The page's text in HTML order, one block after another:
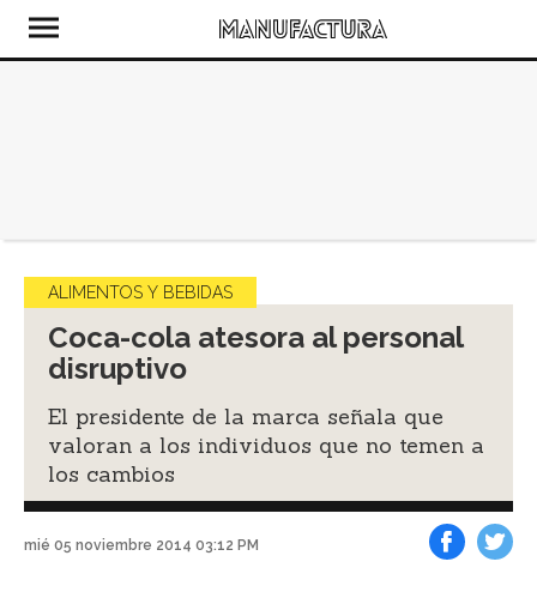
ALIMENTOS Y BEBIDAS
Coca-cola atesora al personal
disruptivo
El presidente de la marca señala que
valoran a los individuos que no temen a
los cambios
mié 05 noviembre 2014 03:12 PM